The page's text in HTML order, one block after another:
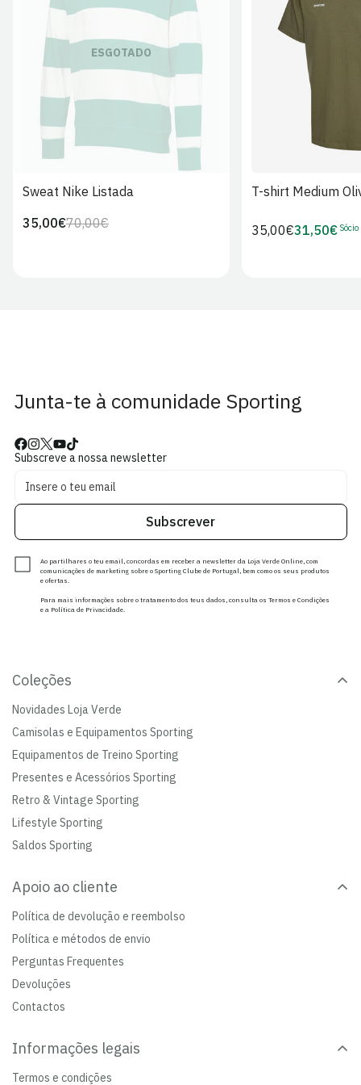
ESGOTADO
Sweat Nike Listada
Preço
70,00€Preço
35,00€
T-shirt Medium
Preço
35,00€Preço
31,50€ Sócio
Junta-te à comunidade Sporting
Subscreve a nossa newsletter
Subscrever
Ao partilhares o teu email, concordas em receber a newsletter da Loja Verde Online, com
comunicações de marketing sobre o Sporting Clube de Portugal, bem como os seus produtos
e ofertas.
Para mais informações sobre o tratamento dos teus dados, consulta os Termos e Condições
e a Política de Privacidade.
Coleções
Novidades Loja Verde
Camisolas e Equipamentos Sporting
Equipamentos de Treino Sporting
Presentes e Acessórios Sporting
Retro & Vintage Sporting
Lifestyle Sporting
Saldos Sporting
Apoio ao cliente
Política de devolução e reembolso
Política e métodos de envio
Perguntas Frequentes
Devoluções
Contactos
Informações legais
Termos e condições